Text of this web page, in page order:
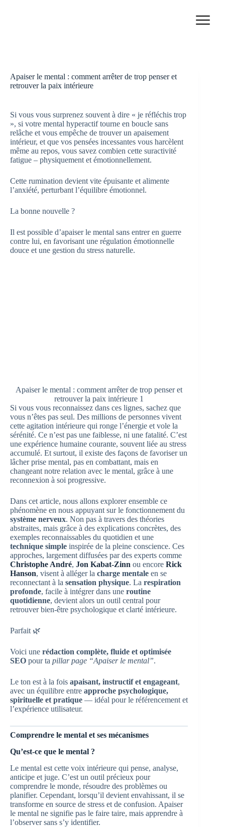
Apaiser le mental : comment arrêter de trop penser et
retrouver la paix intérieure
Si vous vous surprenez souvent à dire « je réfléchis trop
», si votre mental hyperactif tourne en boucle sans
relâche et vous empêche de trouver un apaisement
intérieur, et que vos pensées incessantes vous harcèlent
même au repos, vous savez combien cette suractivité
fatigue – physiquement et émotionnellement.
Cette rumination devient vite épuisante et alimente
l’anxiété, perturbant l’équilibre émotionnel.
La bonne nouvelle ?
Il est possible d’apaiser le mental sans entrer en guerre
contre lui, en favorisant une régulation émotionnelle
douce et une gestion du stress naturelle.
Apaiser le mental : comment arrêter de trop penser et
retrouver la paix intérieure 1
Si vous vous reconnaissez dans ces lignes, sachez que
vous n’êtes pas seul. Des millions de personnes vivent
cette agitation intérieure qui ronge l’énergie et vole la
sérénité. Ce n’est pas une faiblesse, ni une fatalité. C’est
une expérience humaine courante, souvent liée au stress
accumulé. Et surtout, il existe des façons de favoriser un
lâcher prise mental, pas en combattant, mais en
changeant notre relation avec le mental, grâce à une
reconnexion à soi progressive.
Dans cet article, nous allons explorer ensemble ce
phénomène en nous appuyant sur le fonctionnement du
système nerveux. Non pas à travers des théories
abstraites, mais grâce à des explications concrètes, des
exemples reconnaissables du quotidien et une
technique simple inspirée de la pleine conscience. Ces
approches, largement diffusées par des experts comme
Christophe André, Jon Kabat-Zinn ou encore Rick
Hanson, visent à alléger la charge mentale en se
reconnectant à la sensation physique. La respiration
profonde, facile à intégrer dans une routine
quotidienne, devient alors un outil central pour
retrouver bien-être psychologique et clarté intérieure.
Parfait 🌿
Voici une rédaction complète, fluide et optimisée
SEO pour ta pillar page “Apaiser le mental”.
Le ton est à la fois apaisant, instructif et engageant,
avec un équilibre entre approche psychologique,
spirituelle et pratique — idéal pour le référencement et
l’expérience utilisateur.
Comprendre le mental et ses mécanismes
Qu’est-ce que le mental ?
Le mental est cette voix intérieure qui pense, analyse,
anticipe et juge. C’est un outil précieux pour
comprendre le monde, résoudre des problèmes ou
planifier. Cependant, lorsqu’il devient envahissant, il se
transforme en source de stress et de confusion. Apaiser
le mental ne signifie pas le faire taire, mais apprendre à
l’observer sans s’y identifier.